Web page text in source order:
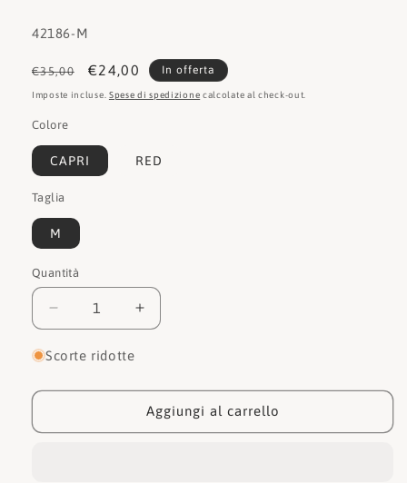
SKU:
42186-M
Prezzo
di
€35,00
Prezzo
scontato
€24,00 In offerta
Imposte incluse. Spese di spedizione calcolate al check-out.
Colore
CAPRI RED
Taglia
M
Quantità
Quantità
Diminuisci
quantità
per
Cappelli
AW8076COT01
Aumenta
quantità
Cappelli
AW8076COT01
Scorte ridotte
Aggiungi al carrello